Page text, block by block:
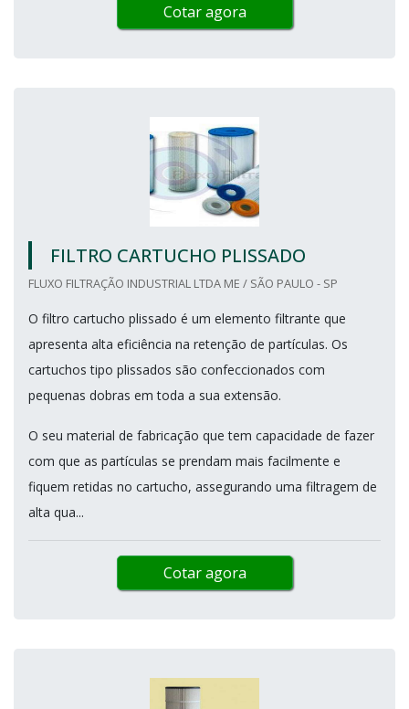
Cotar agora
FILTRO CARTUCHO PLISSADO
FLUXO FILTRAÇÃO INDUSTRIAL LTDA ME / SÃO PAULO - SP
O filtro cartucho plissado é um elemento filtrante que
apresenta alta eficiência na retenção de partículas. Os
cartuchos tipo plissados são confeccionados com
pequenas dobras em toda a sua extensão.
O seu material de fabricação que tem capacidade de fazer
com que as partículas se prendam mais facilmente e
fiquem retidas no cartucho, assegurando uma filtragem de
alta qua...
Cotar agora